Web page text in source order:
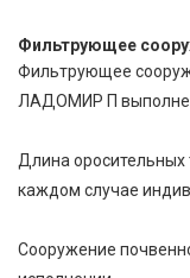
Фильтрующее
Фильтрующее
ЛАДОМИР П
Длина оросительных
каждом случае
Сооружение